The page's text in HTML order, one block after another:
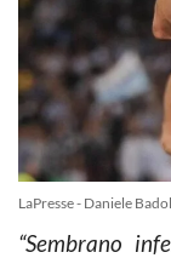
LaPresse - Daniele
“Sembrano